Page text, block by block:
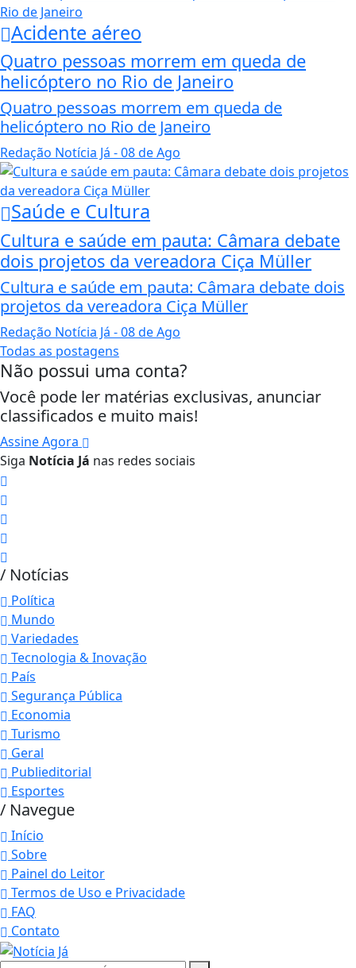
Acidente aéreo
Quatro pessoas morrem em queda de
helicóptero no Rio de Janeiro
Quatro pessoas morrem em queda de
helicóptero no Rio de Janeiro
Redação Notícia Já - 08 de Ago
Saúde e Cultura
Cultura e saúde em pauta: Câmara debate
dois projetos da vereadora Ciça Müller
Cultura e saúde em pauta: Câmara debate dois
projetos da vereadora Ciça Müller
Redação Notícia Já - 08 de Ago
Todas as postagens
Não possui uma conta?
Você pode ler matérias exclusivas, anunciar
classificados e muito mais!
Assine Agora
Siga Notícia Já nas redes sociais
/ Notícias
Política
Mundo
Variedades
Tecnologia & Inovação
País
Segurança Pública
Economia
Turismo
Geral
Publieditorial
Esportes
/ Navegue
Início
Sobre
Painel do Leitor
Termos de Uso e Privacidade
FAQ
Contato